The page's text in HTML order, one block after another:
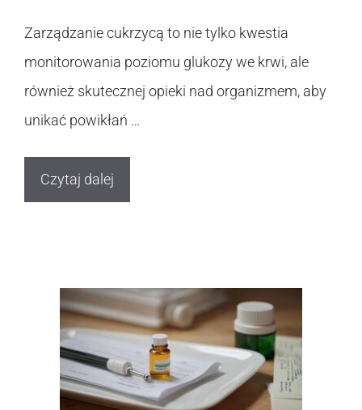
Zarządzanie cukrzycą to nie tylko kwestia
monitorowania poziomu glukozy we krwi, ale
również skutecznej opieki nad organizmem, aby
unikać powikłań …
Czytaj dalej